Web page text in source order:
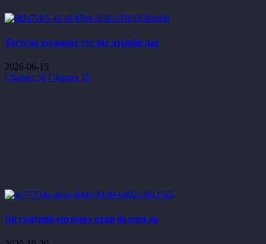
Тогтсон хугацаат туслах дүрийн цаг
2026-06-15
Chapter 56 Chapter 55
Би гүнтний өргөмөл охин болсон нь